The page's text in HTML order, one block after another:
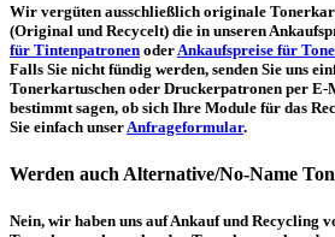
Wir vergüten ausschließlich originale
(Original und Recycelt) die in unseren
für Tintenpatronen oder Ankaufspreise für
Falls Sie nicht fündig werden, senden Sie uns
Tonerkartuschen oder Druckerpatronen per E-
bestimmt sagen, ob sich Ihre Module für das
Sie einfach unser Anfrageformular.
Werden auch Alternative/No-Name
Nein, wir haben uns auf Ankauf und Recycling